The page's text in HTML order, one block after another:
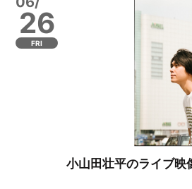
26
FRI
小山田壮平のライブ映